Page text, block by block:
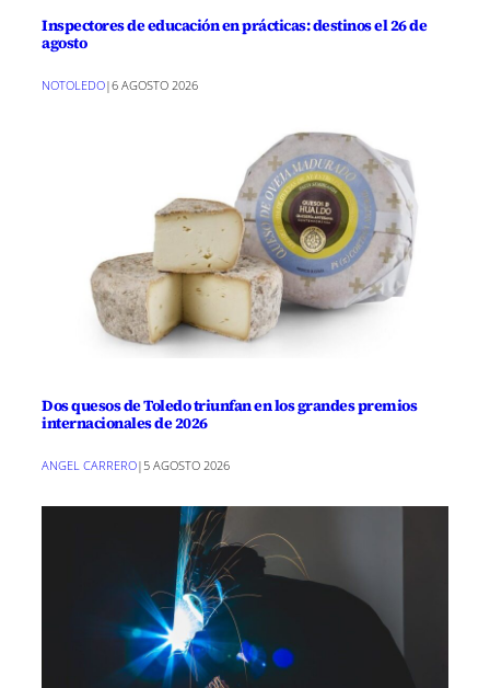
Inspectores de educación en prácticas: destinos el 26 de
agosto
NOTOLEDO|6 AGOSTO 2026
Dos quesos de Toledo triunfan en los grandes premios
internacionales de 2026
ANGEL CARRERO|5 AGOSTO 2026